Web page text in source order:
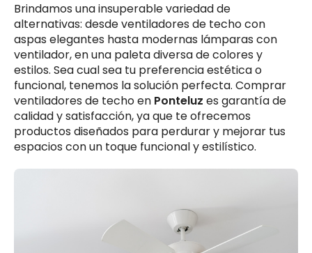
Brindamos una insuperable variedad de
alternativas: desde ventiladores de techo con
aspas elegantes hasta modernas lámparas con
ventilador, en una paleta diversa de colores y
estilos. Sea cual sea tu preferencia estética o
funcional, tenemos la solución perfecta. Comprar
ventiladores de techo en Ponteluz es garantía de
calidad y satisfacción, ya que te ofrecemos
productos diseñados para perdurar y mejorar tus
espacios con un toque funcional y estilístico.